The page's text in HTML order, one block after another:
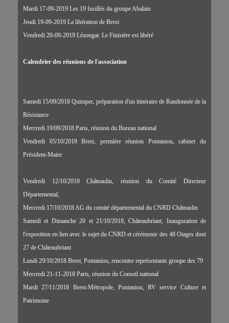
Mardi 17-09-2019 Les 19 fusillés du groupe Abalain
Jeudi 19-09-2019 La libération de Brest
Vendredi 20-09-2019 Lézongar. Le Finistère est libéré
Calendrier des réunions de l'association
Samedi 15/09/2018 Quimper, préparation d'un itinéraire de Randonnée de la
Résistance
Mercredi 19/09/2018 Paris, réunion du Bureau national
Vendredi 05/10/2018 Brest, première réunion Pontaniou, cabinet du
Président-Maire
Vendredi 12/10/2018 Châteaulin, réunion du Comité Directeur
Départemental,
Mercredi 17/10/2018 AG du comité départemental du CNRD Châteaulin
Samedi et Dimanche 20 et 21/10/2018, Châteaubriant, Inauguration de
l'exposition en lien avec le sujet du CNRD et cérémonie des 48 Otages dont
27 de Châteaubriant
Lundi 29/10/2018 Brest, Pontaniou, rencontre représentants groupe des 79
Mercredi 21-11-2018 Paris, réunion du Conseil national
Mardi 27/11/2018 Brest-Métropole, Pontaniou, RV service Culture et
Patrimoine